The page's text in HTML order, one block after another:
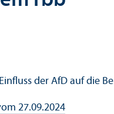
der AfD auf die
27.09.2024